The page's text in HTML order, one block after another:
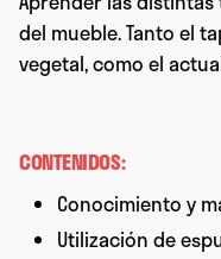
del mueble. Tanto el
vegetal, como el
CONTENIDOS:
Conocimiento y
Utilización de